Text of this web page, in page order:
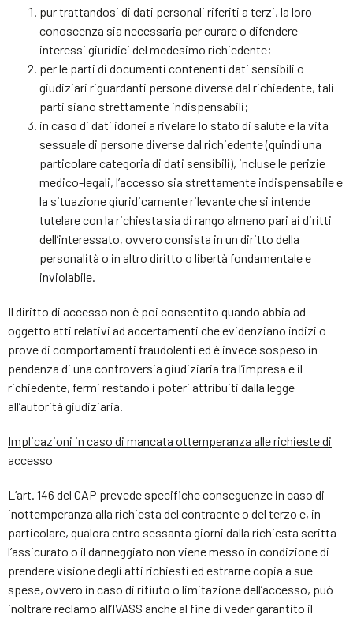
pur trattandosi di dati personali riferiti a terzi, la loro
conoscenza sia necessaria per curare o difendere
interessi giuridici del medesimo richiedente;
per le parti di documenti contenenti dati sensibili o
giudiziari riguardanti persone diverse dal richiedente, tali
parti siano strettamente indispensabili;
in caso di dati idonei a rivelare lo stato di salute e la vita
sessuale di persone diverse dal richiedente (quindi una
particolare categoria di dati sensibili), incluse le perizie
medico-legali, l’accesso sia strettamente indispensabile e
la situazione giuridicamente rilevante che si intende
tutelare con la richiesta sia di rango almeno pari ai diritti
dell’interessato, ovvero consista in un diritto della
personalità o in altro diritto o libertà fondamentale e
inviolabile.
Il diritto di accesso non è poi consentito quando abbia ad
oggetto atti relativi ad accertamenti che evidenziano indizi o
prove di comportamenti fraudolenti ed è invece sospeso in
pendenza di una controversia giudiziaria tra l’impresa e il
richiedente, fermi restando i poteri attribuiti dalla legge
all’autorità giudiziaria.
Implicazioni in caso di mancata ottemperanza alle richieste di
accesso
L’art. 146 del CAP prevede specifiche conseguenze in caso di
inottemperanza alla richiesta del contraente o del terzo e, in
particolare, qualora entro sessanta giorni dalla richiesta scritta
l’assicurato o il danneggiato non viene messo in condizione di
prendere visione degli atti richiesti ed estrarne copia a sue
spese, ovvero in caso di rifiuto o limitazione dell’accesso, può
inoltrare reclamo all’IVASS anche al fine di veder garantito il